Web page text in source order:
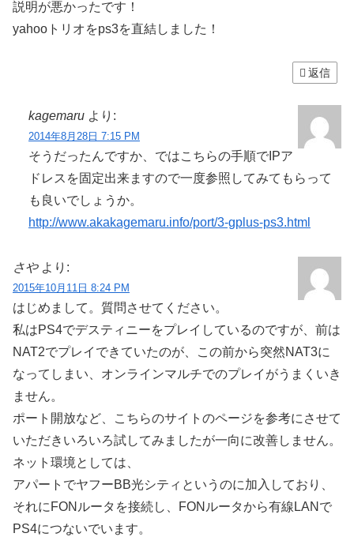
説明が悪かったです！
yahooトリオをps3を直結しました！
返信
kagemaru より:
2014年8月28日 7:15 PM
そうだったんですか、ではこちらの手順でIPア
ドレスを固定出来ますので一度参照してみてもらって
も良いでしょうか。
http://www.akakagemaru.info/port/3-gplus-ps3.html
さや より:
2015年10月11日 8:24 PM
はじめまして。質問させてください。
私はPS4でデスティニーをプレイしているのですが、前は
NAT2でプレイできていたのが、この前から突然NAT3に
なってしまい、オンラインマルチでのプレイがうまくいき
ません。
ポート開放など、こちらのサイトのページを参考にさせて
いただきいろいろ試してみましたが一向に改善しません。
ネット環境としては、
アパートでヤフーBB光シティというのに加入しており、
それにFONルータを接続し、FONルータから有線LANで
PS4につないでいます。